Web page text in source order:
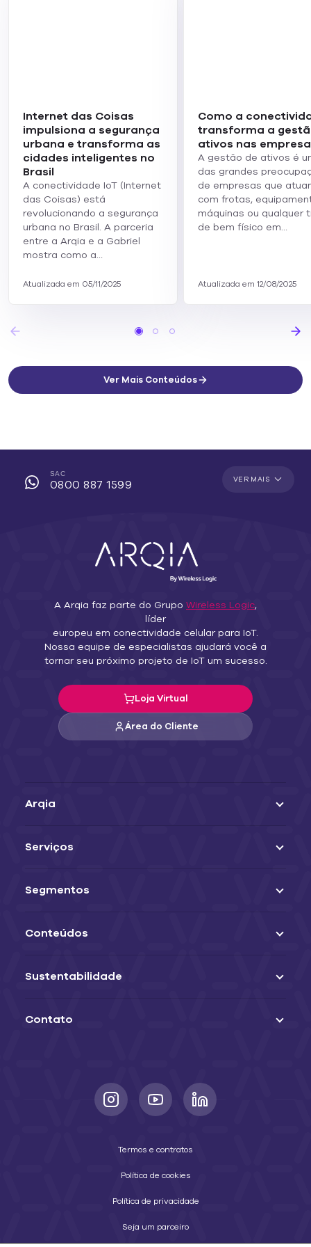
estágio de produção do dispositivo. Você pode adicionar
seus perfis alternativos usando OTA, dependendo dos
mercados em que esses dispositivos serão implantados.
Para obter mais explicações sobre IoT, acesse nosso
glossário.
Internet das Coisas
impulsiona a segurança
urbana e transforma as
cidades inteligentes no
Brasil
A conectividade IoT (Internet
das Coisas) está
revolucionando a segurança
urbana no Brasil. A parceria
entre a Arqia e a Gabriel
mostra como a…
Atualizada em 05/11/2025
Como a
transforma a
ativos nas
A gestão de ativos é
das grandes
de empresas que
com frotas,
máquinas ou qualquer
de bem físico em…
Atualizada em 12/08/2025
Ver Mais Conteúdos
SAC
0800 887 1599 VER MAIS
A Arqia faz parte do Grupo Wireless Logic,
líder
europeu em conectividade celular para IoT.
Nossa equipe de especialistas ajudará você a
tornar seu próximo projeto de IoT um sucesso.
Loja Virtual
Área do Cliente
Arqia
Serviços
Segmentos
Conteúdos
Sustentabilidade
Contato
Termos e contratos
Política de cookies
Política de privacidade
Seja um parceiro